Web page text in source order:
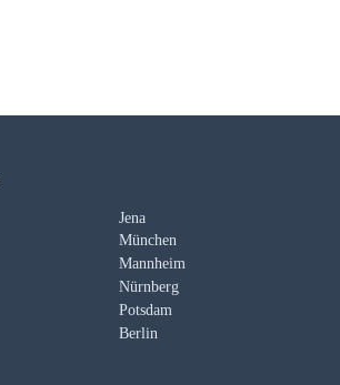
Jena
München
Mannheim
Nürnberg
Potsdam
Berlin